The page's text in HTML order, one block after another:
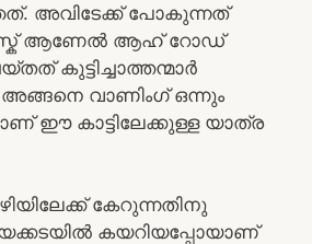
അവിടേക്ക് പോകുന്നത്
ആണേൽ ആഹ് റോഡ്
കുട്ടിച്ചാത്തന്മാർ
വാണിംഗ് ഒന്നും
ഈ കാട്ടിലേക്കുള്ള യാത്ര
കേറുന്നതിനു
കയറിയപ്പോയാണ്